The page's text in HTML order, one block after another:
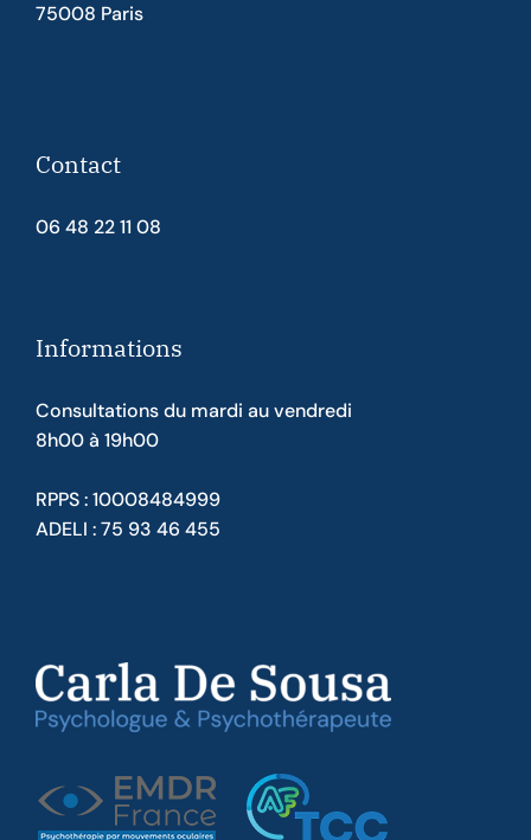
75008 Paris
Contact
06 48 22 11 08
Informations
Consultations du mardi au vendredi
8h00 à 19h00
RPPS : 10008484999
ADELI : 75 93 46 455